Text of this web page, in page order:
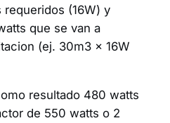
(16W) y
que se van a
(ej. 30m3 x 16W
resultado 480 watts
de 550 watts o 2